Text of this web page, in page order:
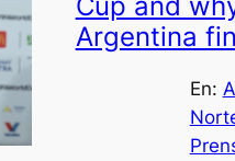
Argentina
En: